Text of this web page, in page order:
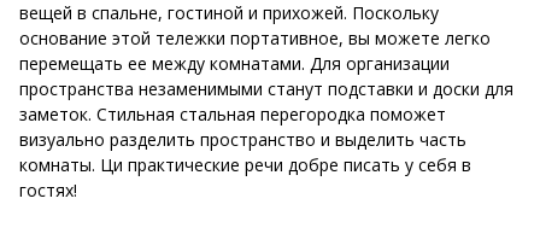
вещей в спальне, гостиной и прихожей. Поскольку
основание этой тележки портативное, вы можете легко
перемещать ее между комнатами. Для организации
пространства незаменимыми станут подставки и доски для
заметок. Стильная стальная перегородка поможет
визуально разделить пространство и выделить часть
комнаты. Ци практические речи добре писать у себя в
гостях!